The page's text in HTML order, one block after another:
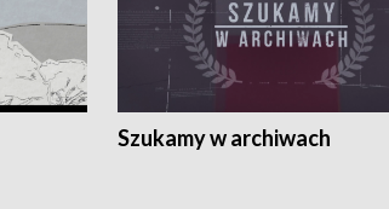
Szukamy w archiwach